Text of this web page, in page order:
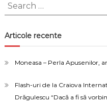
Search
for:
Articole recente
Moneasa – Perla Apusenilor,
Flash-uri de la Craiova
Drăgulescu “Dacă a fi să